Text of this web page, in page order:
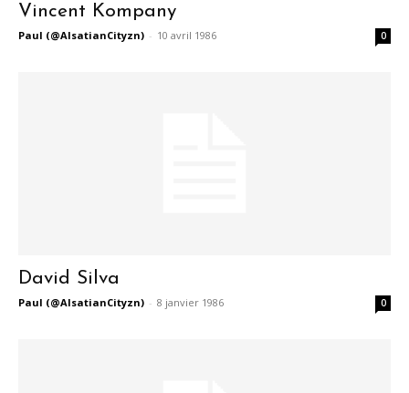
Vincent Kompany
Paul (@AlsatianCityzn) - 10 avril 1986 0
David Silva
Paul (@AlsatianCityzn) - 8 janvier 1986 0